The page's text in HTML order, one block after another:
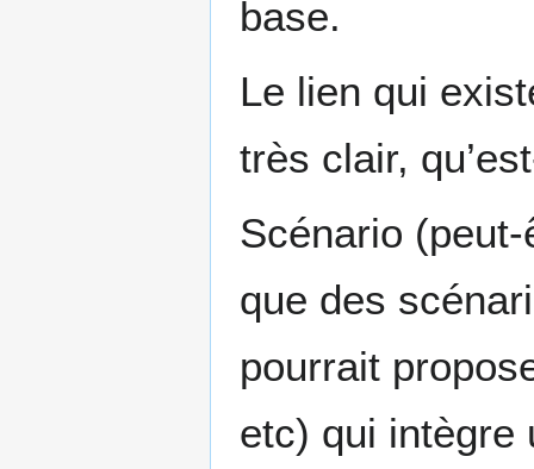
base.
Le lien qui
très clair,
Scénario
que des
pourrait
etc) qui intègre